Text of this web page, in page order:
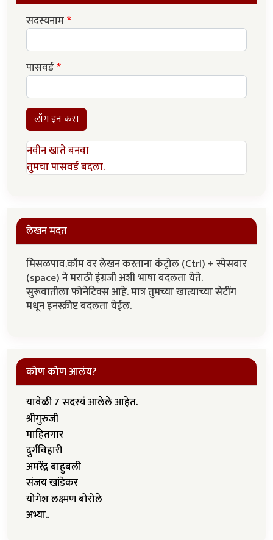
सदस्यनाम
पासवर्ड
लॉग इन करा
नवीन खाते बनवा
तुमचा पासवर्ड बदला.
लेखन मदत
मिसळपाव.कॉम वर लेखन करताना कंट्रोल (Ctrl) + स्पेसबार
(space) ने मराठी इंग्रजी अशी भाषा बदलता येते.
सुरूवातीला फोनेटिक्स आहे. मात्र तुमच्या खात्याच्या सेटींग
मधून इनस्क्रीप्ट बदलता येईल.
कोण कोण आलंय?
यावेळी 7 सदस्यं आलेले आहेत.
श्रीगुरुजी
माहितगार
दुर्गविहारी
अमरेंद्र बाहुबली
संजय खांडेकर
योगेश लक्ष्मण बोरोले
अभ्या..